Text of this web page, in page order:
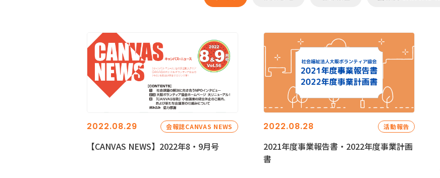
2022.08.29 会報誌CANVAS NEWS
【CANVAS NEWS】2022年8・9月号
2022.08.28 活動報告
2021年度事業報告書・2022年度事業計画
書